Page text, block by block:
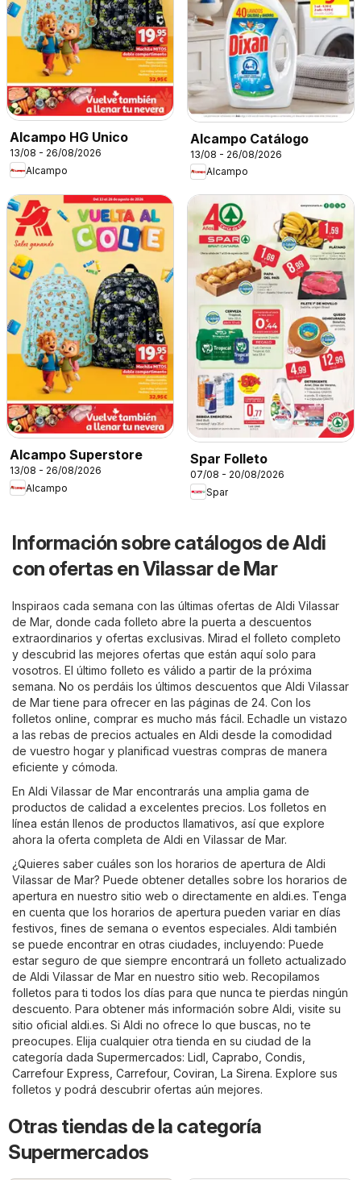
Alcampo HG Unico
13/08 - 26/08/2026
Alcampo
Alcampo Catálogo
13/08 - 26/08/2026
Alcampo
Alcampo Superstore
13/08 - 26/08/2026
Alcampo
Spar Folleto
07/08 - 20/08/2026
Spar
Información sobre catálogos de Aldi
con ofertas en Vilassar de Mar
Inspiraos cada semana con las últimas ofertas de Aldi Vilassar
de Mar, donde cada folleto abre la puerta a descuentos
extraordinarios y ofertas exclusivas. Mirad el folleto completo
y descubrid las mejores ofertas que están aquí solo para
vosotros. El último folleto es válido a partir de la próxima
semana. No os perdáis los últimos descuentos que Aldi Vilassar
de Mar tiene para ofrecer en las páginas de 24. Con los
folletos online, comprar es mucho más fácil. Echadle un vistazo
a las rebas de precios actuales en Aldi desde la comodidad
de vuestro hogar y planificad vuestras compras de manera
eficiente y cómoda.
En Aldi Vilassar de Mar encontrarás una amplia gama de
productos de calidad a excelentes precios. Los folletos en
línea están llenos de productos llamativos, así que explore
ahora la oferta completa de Aldi en Vilassar de Mar.
¿Quieres saber cuáles son los horarios de apertura de Aldi
Vilassar de Mar? Puede obtener detalles sobre los horarios de
apertura en nuestro sitio web o directamente en aldi.es. Tenga
en cuenta que los horarios de apertura pueden variar en días
festivos, fines de semana o eventos especiales. Aldi también
se puede encontrar en otras ciudades, incluyendo: Puede
estar seguro de que siempre encontrará un folleto actualizado
de Aldi Vilassar de Mar en nuestro sitio web. Recopilamos
folletos para ti todos los días para que nunca te pierdas ningún
descuento. Para obtener más información sobre Aldi, visite su
sitio oficial aldi.es. Si Aldi no ofrece lo que buscas, no te
preocupes. Elija cualquier otra tienda en su ciudad de la
categoría dada Supermercados: Lidl Caprabo Condis
Carrefour Express Carrefour, Coviran La Sirena. Explore sus
folletos y podrá descubrir ofertas aún mejores.
Otras tiendas de la categoría
Supermercados